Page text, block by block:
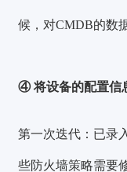
候，对CMDB的数
④ 将设备的配置信
第一次迭代： 已录
些防火墙策略需要